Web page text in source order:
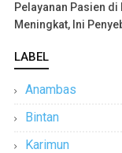
Pelayanan Pasien
Meningkat, Ini
LABEL
Anambas
Bintan
Karimun